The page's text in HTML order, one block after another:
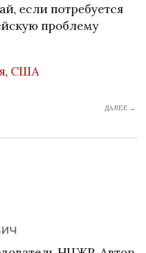
если потребуется
проблему
, США
ДАЛЕЕ →